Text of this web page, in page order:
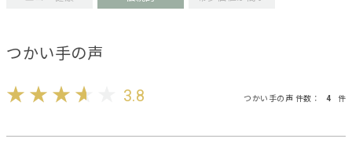
つかい手の声
3.8 つかい手の声 件数： 4 件